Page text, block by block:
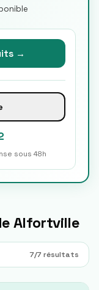
→
sous 48h
Alfortville
7/7 résultats